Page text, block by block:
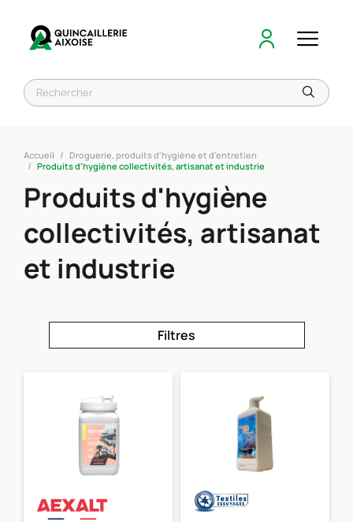
Accueil
Droguerie, produits d'hygiène et d'entretien
Produits d'hygiène collectivités, artisanat et industrie
Produits d'hygiène
collectivités, artisanat
et industrie
Filtres